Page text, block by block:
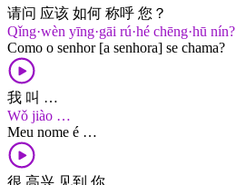
请问 应该 如何 称呼 您？
Qǐng·wèn yīng·gāi rú·hé chēng·hū nín?
Como o senhor [a senhora] se chama?
我 叫 …
Wǒ jiào …
Meu nome é …
很 高兴 见到 你